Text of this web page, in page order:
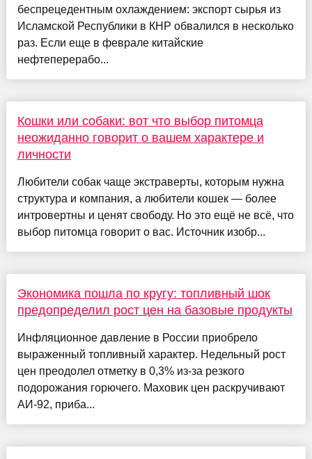
беспрецедентным охлаждением: экспорт сырья из
Исламской Республики в КНР обвалился в несколько
раз. Если еще в феврале китайские
нефтеперерабо...
Кошки или собаки: вот что выбор питомца
неожиданно говорит о вашем характере и
личности
Любители собак чаще экстраверты, которым нужна
структура и компания, а любители кошек — более
интровертны и ценят свободу. Но это ещё не всё, что
выбор питомца говорит о вас. Источник изобр...
Экономика пошла по кругу: топливный шок
предопределил рост цен на базовые продукты
Инфляционное давление в России приобрело
выраженный топливный характер. Недельный рост
цен преодолел отметку в 0,3% из-за резкого
подорожания горючего. Маховик цен раскручивают
АИ-92, приба...